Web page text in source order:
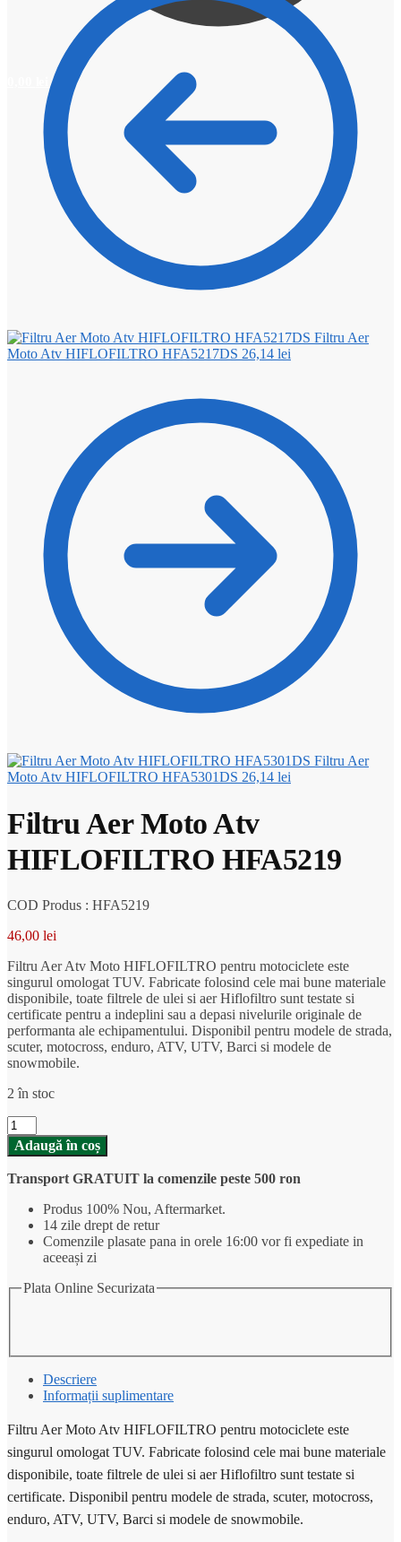
0
Filtru Aer
Moto Atv HIFLOFILTRO HFA5217DS 26,14 lei
Filtru Aer
Moto Atv HIFLOFILTRO HFA5301DS 26,14 lei
Filtru Aer Moto Atv
HIFLOFILTRO HFA5219
COD Produs : HFA5219
46,00 lei
Filtru Aer Atv Moto HIFLOFILTRO pentru motociclete este
singurul omologat TUV. Fabricate folosind cele mai bune materiale
disponibile, toate filtrele de ulei si aer Hiflofiltro sunt testate si
certificate pentru a indeplini sau a depasi nivelurile originale de
performanta ale echipamentului. Disponibil pentru modele de strada,
scuter, motocross, enduro, ATV, UTV, Barci si modele de
snowmobile.
2 în stoc
Cantitate
Filtru
Aer
Moto
Atv
HIFLOFILTRO
HFA5219
Adaugă în coș
Transport GRATUIT la comenzile peste 500 ron
Produs 100% Nou, Aftermarket.
14 zile drept de retur
Comenzile plasate pana in orele 16:00 vor fi expediate in
aceeași zi
Plata Online Securizata
Descriere
Informații suplimentare
Filtru Aer Moto Atv HIFLOFILTRO pentru motociclete este
singurul omologat TUV. Fabricate folosind cele mai bune materiale
disponibile, toate filtrele de ulei si aer Hiflofiltro sunt testate si
certificate. Disponibil pentru modele de strada, scuter, motocross,
enduro, ATV, UTV, Barci si modele de snowmobile.